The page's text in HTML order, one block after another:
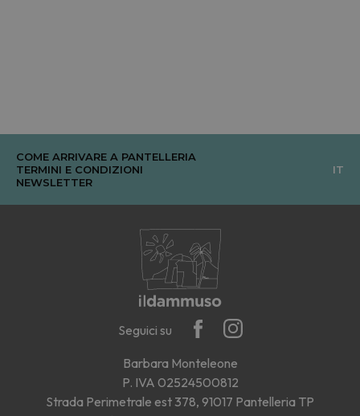
COME ARRIVARE A PANTELLERIA
TERMINI E CONDIZIONI
NEWSLETTER
IT
Seguici su
Barbara Monteleone
P. IVA 02524500812
Strada Perimetrale est 378, 91017 Pantelleria TP